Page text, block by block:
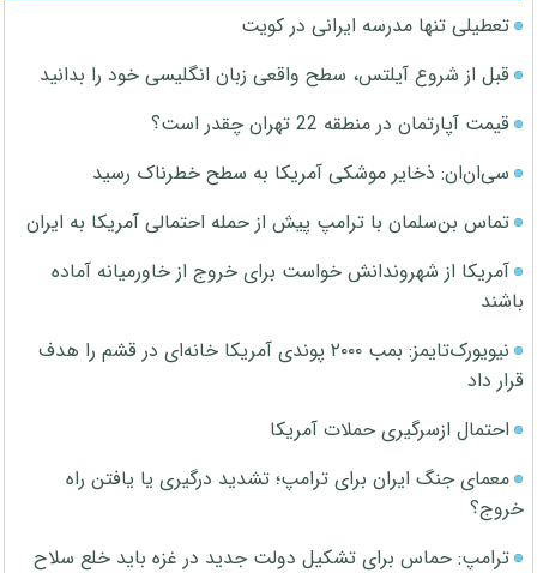
تعطیلی تنها مدرسه ایرانی در کویت
قبل از شروع آیلتس، سطح واقعی زبان انگلیسی خود را بدانید
قیمت آپارتمان در منطقه 22 تهران چقدر است؟
سی‌ان‌ان: ذخایر موشکی آمریکا به سطح خطرناک رسید
تماس بن‌سلمان با ترامپ پیش از حمله احتمالی آمریکا به ایران
آمریکا از شهروندانش خواست برای خروج از خاورمیانه آماده
باشند
نیویورک‌تایمز: بمب ۲۰۰۰ پوندی آمریکا خانه‌ای در قشم را هدف
قرار داد
احتمال ازسرگیری حملات آمریکا
معمای جنگ ایران برای ترامپ؛ تشدید درگیری یا یافتن راه
خروج؟
ترامپ: حماس برای تشکیل دولت جدید در غزه باید خلع سلاح